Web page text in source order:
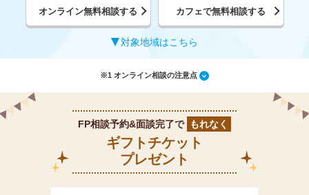
オンライン無料相談する カフェで無料相談する
対象地域はこちら
※1 オンライン相談の注意点
FP相談予約&面談完了で もれなく
ギフトチケット
プレゼント